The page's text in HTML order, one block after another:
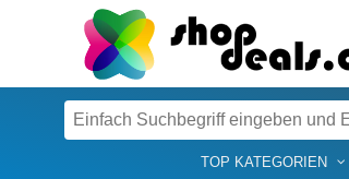
TOP KATEGORIEN